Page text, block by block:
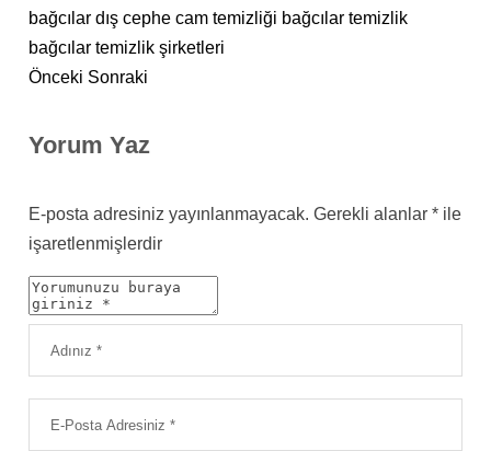
bağcılar dış cephe cam temizliği bağcılar temizlik
bağcılar temizlik şirketleri
Önceki Sonraki
Yorum Yaz
E-posta adresiniz yayınlanmayacak. Gerekli alanlar* ile
işaretlenmişlerdir